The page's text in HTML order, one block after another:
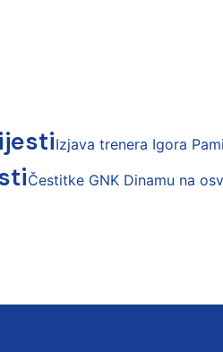
Izjava trenera Igora
Čestitke GNK Dinamu na